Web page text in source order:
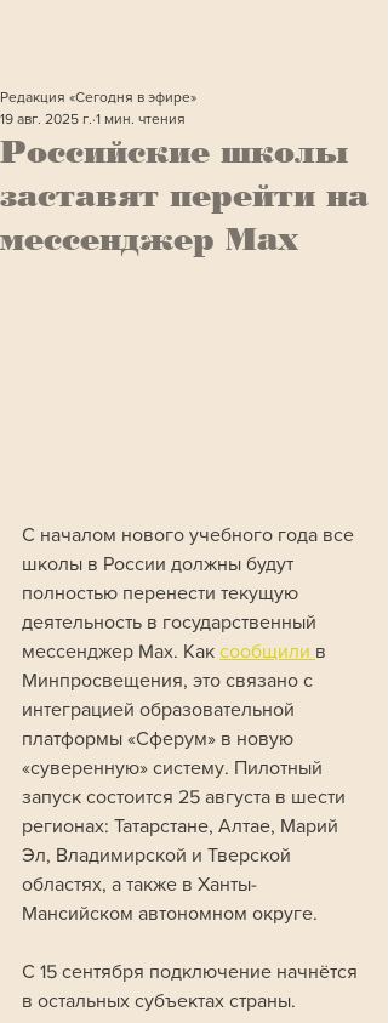
Российские школы
заставят перейти на
мессенджер Max
Редакция «Сегодня в эфире»
19 авг. 2025 г. 1 мин. чтения
С началом нового учебного года все
школы в России должны будут
полностью перенести текущую
деятельность в государственный
мессенджер Max. Как сообщили в
Минпросвещения, это связано с
интеграцией образовательной
платформы «Сферум» в новую
«суверенную» систему. Пилотный
запуск состоится 25 августа в шести
регионах: Татарстане, Алтае, Марий
Эл, Владимирской и Тверской
областях, а также в Ханты-
Мансийском автономном округе.
С 15 сентября подключение начнётся
в остальных субъектах страны.